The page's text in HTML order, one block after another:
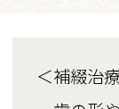
＜補綴治